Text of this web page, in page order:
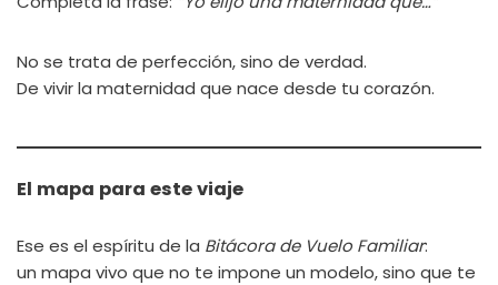
No se trata de perfección, sino de verdad.
De vivir la maternidad que nace desde tu corazón.
El mapa para este viaje
Ese es el espíritu de la Bitácora de Vuelo Familiar:
un mapa vivo que no te impone un modelo, sino que te